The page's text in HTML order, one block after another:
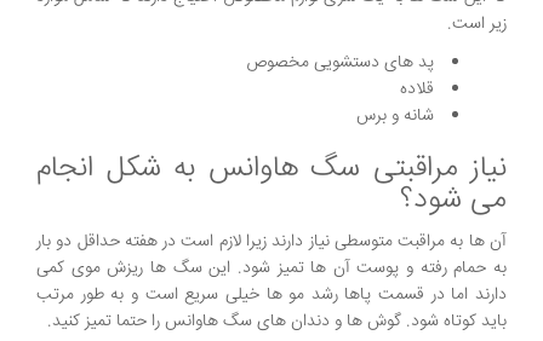
زیر است.
پد های دستشویی مخصوص
قلاده
شانه و برس
نیاز مراقبتی سگ هاوانس به شکل انجام
می شود؟
آن ها به مراقبت متوسطی نیاز دارند زیرا لازم است در هفته حداقل دو بار
به حمام رفته و پوست آن ها تمیز شود. این سگ ها ریزش موی کمی
دارند اما در قسمت پاها رشد مو ها خیلی سریع است و به طور مرتب
باید کوتاه شود. گوش ها و دندان های سگ هاوانس را حتما تمیز کنید.